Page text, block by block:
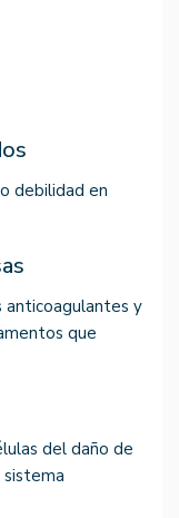
debilidad en
anticoagulantes y
que
del daño de
sistema